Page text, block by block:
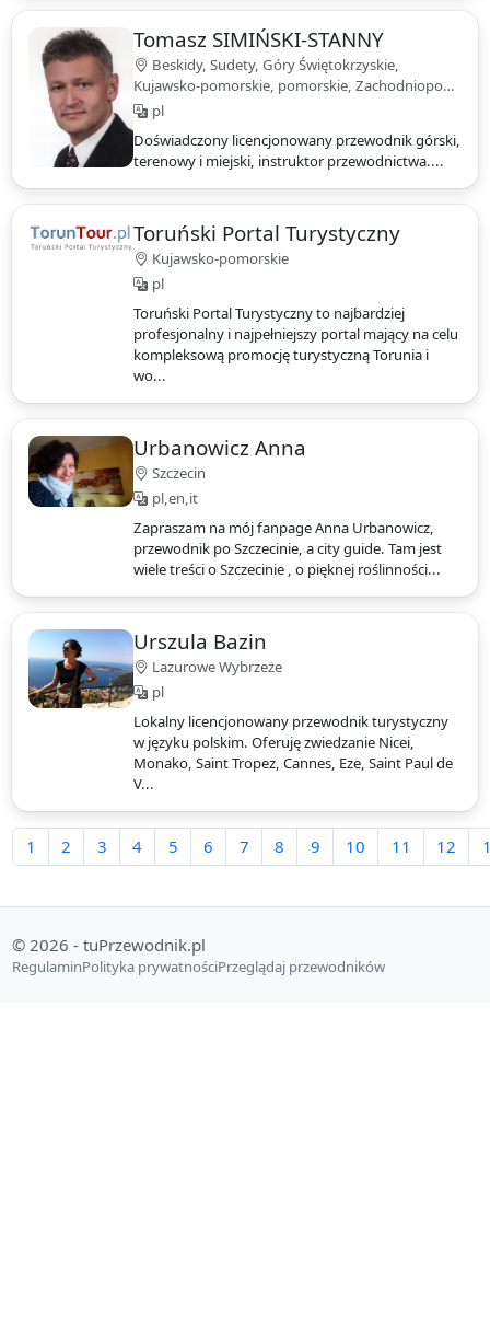
Tomasz SIMIŃSKI-STANNY
Beskidy, Sudety, Góry Świętokrzyskie,
Kujawsko-pomorskie, pomorskie, Zachodniopo…
pl
Doświadczony licencjonowany przewodnik górski,
terenowy i miejski, instruktor przewodnictwa....
Toruński Portal Turystyczny
Kujawsko-pomorskie
pl
Toruński Portal Turystyczny to najbardziej
profesjonalny i najpełniejszy portal mający na celu
kompleksową promocję turystyczną Torunia i
wo...
Urbanowicz Anna
Szczecin
pl,en,it
Zapraszam na mój fanpage Anna Urbanowicz,
przewodnik po Szczecinie, a city guide. Tam jest
wiele treści o Szczecinie , o pięknej roślinności...
Urszula Bazin
Lazurowe Wybrzeże
pl
Lokalny licencjonowany przewodnik turystyczny
w języku polskim. Oferuję zwiedzanie Nicei,
Monako, Saint Tropez, Cannes, Eze, Saint Paul de
V...
1 2 3 4 5 6 7 8 9 10 11 12
© 2026 - tuPrzewodnik.pl
RegulaminPolityka prywatnościPrzeglądaj przewodników